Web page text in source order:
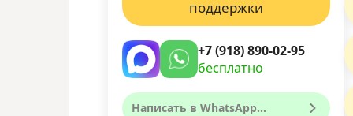
поддержки
+7 (918) 890-02-95
бесплатно
Написать в WhatsApp...